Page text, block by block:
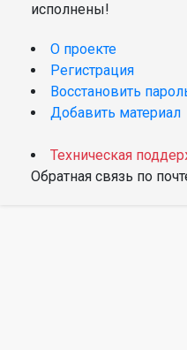
исполнены!
О проекте
Регистрация
Восстановить
Добавить материал
Техническая
Обратная связь по